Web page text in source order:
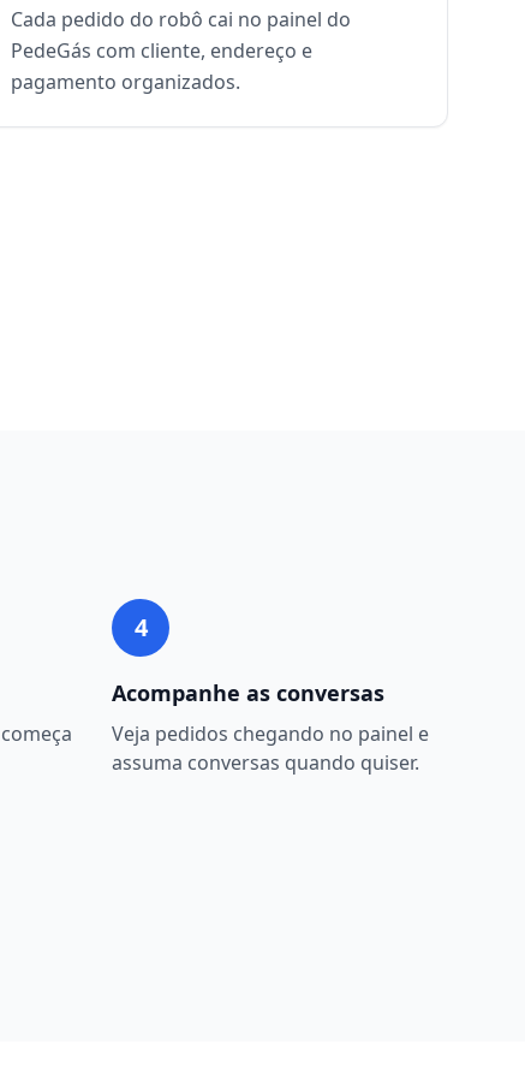
Cada pedido do robô cai no painel do
PedeGás com cliente, endereço e
pagamento organizados.
4
Acompanhe as conversas
Veja pedidos chegando no painel e
assuma conversas quando quiser.